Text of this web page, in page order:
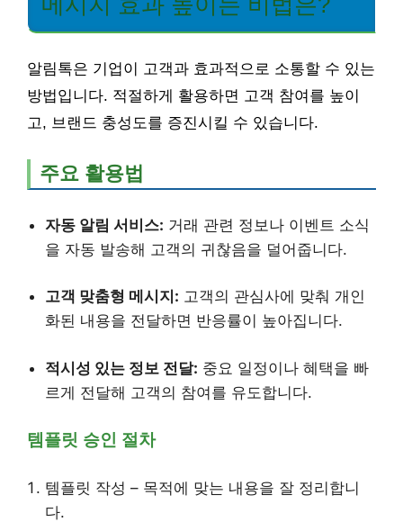
알림톡은 기업이 고객과 효과적으로 소통할 수 있는
방법입니다. 적절하게 활용하면 고객 참여를 높이
고, 브랜드 충성도를 증진시킬 수 있습니다.
주요 활용법
자동 알림 서비스: 거래 관련 정보나 이벤트 소식
을 자동 발송해 고객의 귀찮음을 덜어줍니다.
고객 맞춤형 메시지: 고객의 관심사에 맞춰 개인
화된 내용을 전달하면 반응률이 높아집니다.
적시성 있는 정보 전달: 중요 일정이나 혜택을 빠
르게 전달해 고객의 참여를 유도합니다.
템플릿 승인 절차
템플릿 작성 – 목적에 맞는 내용을 잘 정리합니
다.